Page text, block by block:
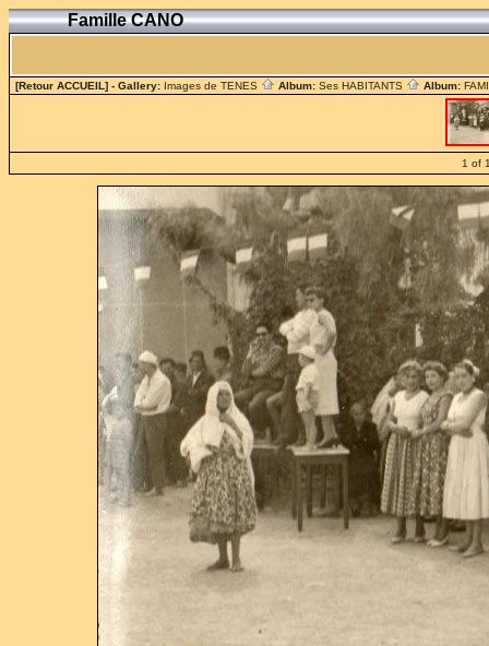
Famille CANO
[Retour ACCUEIL] - Gallery: Images de TENES Album: Ses HABITANTS Album:
1 of